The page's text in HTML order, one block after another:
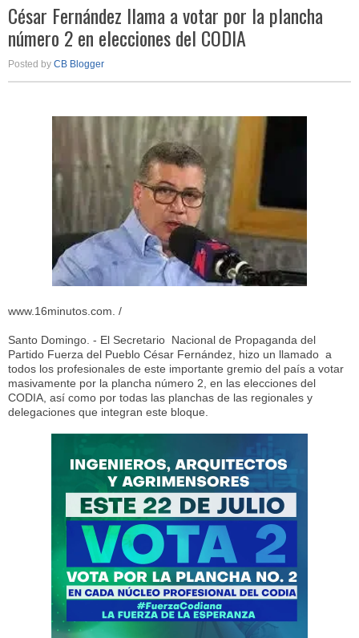
César Fernández llama a votar por la plancha
número 2 en elecciones del CODIA
Posted by CB Blogger
www.16minutos.com. /
Santo Domingo. - El Secretario Nacional de Propaganda del
Partido Fuerza del Pueblo César Fernández, hizo un llamado a
todos los profesionales de este importante gremio del país a votar
masivamente por la plancha número 2, en las elecciones del
CODIA, así como por todas las planchas de las regionales y
delegaciones que integran este bloque.